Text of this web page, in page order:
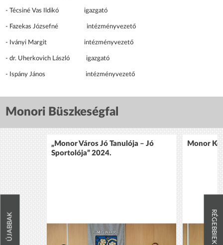
- Técsiné Vas Ildikó igazgató
- Fazekas Józsefné intézményvezető
- Iványi Margit intézményvezető
- dr. Uherkovich László igazgató
- Ispány János intézményvezető
Monori Büszkeségfal
ÚJABBAK
„Monor Város Jó Tanulója – Jó
Sportolója” 2024.
Monor
RÉGEBBIEK